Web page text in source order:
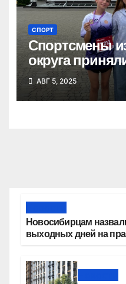
СПОРТ
Спортсмены
округа
Сибирском
АВГ 5, 2025
Новосибирцам
выходных дней на